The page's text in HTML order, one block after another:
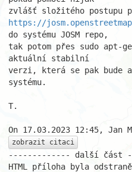
https://
do systému JOSM repo,
tak potom přes sudo apt-
aktuální stabilní
verzi, která se pak bude
systému.
T.
zobrazit citaci
------------- další část
HTML příloha byla